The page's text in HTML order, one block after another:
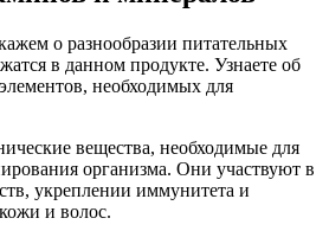
о разнообразии питательных
в данном продукте. Узнаете об
необходимых для
вещества, необходимые для
организма. Они участвуют в
укреплении иммунитета и
и волос.